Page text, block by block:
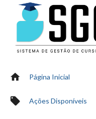
home Página Inicial
local_offer Ações Disponíveis